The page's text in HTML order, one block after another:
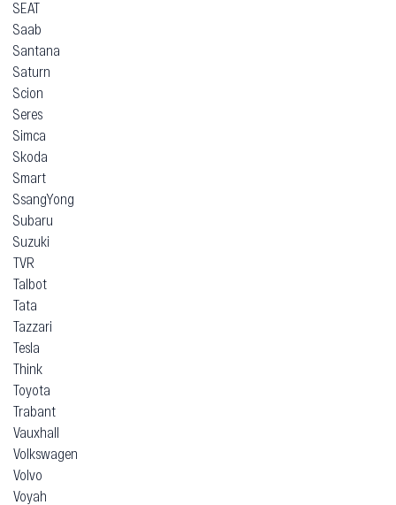
SEAT
Saab
Santana
Saturn
Scion
Seres
Simca
Skoda
Smart
SsangYong
Subaru
Suzuki
TVR
Talbot
Tata
Tazzari
Tesla
Think
Toyota
Trabant
Vauxhall
Volkswagen
Volvo
Voyah